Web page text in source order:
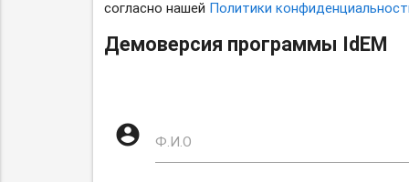
согласно нашей Политики
Демоверсия программы IdEM
account_circle Ф.И.О